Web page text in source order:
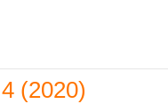
(2020)